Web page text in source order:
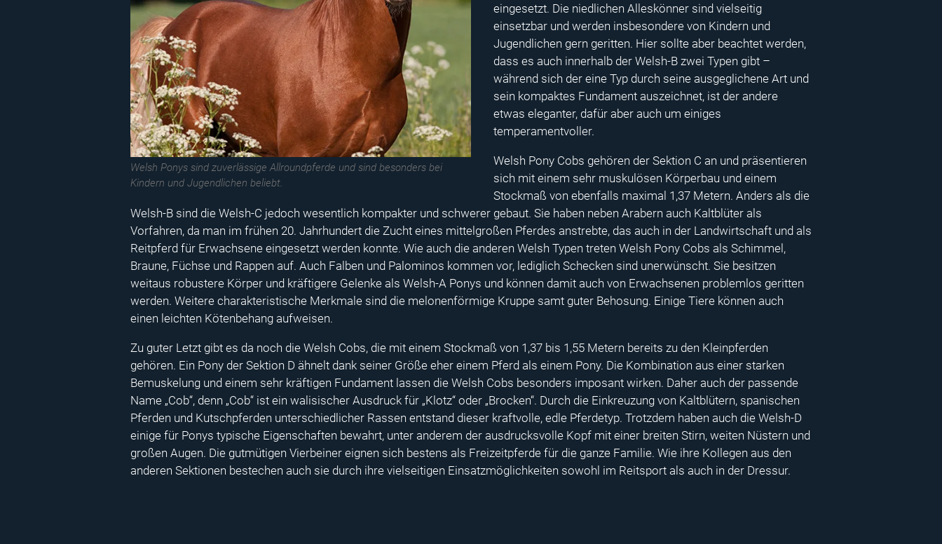
Welsh Ponys sind zuverlässige Allroundpferde und sind besonders bei
Kindern und Jugendlichen beliebt.
eingesetzt. Die niedlichen Alleskönner sind vielseitig
einsetzbar und werden insbesondere von Kindern und
Jugendlichen gern geritten. Hier sollte aber beachtet werden,
dass es auch innerhalb der Welsh-B zwei Typen gibt –
während sich der eine Typ durch seine ausgeglichene Art und
sein kompaktes Fundament auszeichnet, ist der andere
etwas eleganter, dafür aber auch um einiges
temperamentvoller.
Welsh Pony Cobs gehören der Sektion C an und präsentieren
sich mit einem sehr muskulösen Körperbau und einem
Stockmaß von ebenfalls maximal 1,37 Metern. Anders als die
Welsh-B sind die Welsh-C jedoch wesentlich kompakter und schwerer gebaut. Sie haben neben Arabern auch Kaltblüter als
Vorfahren, da man im frühen 20. Jahrhundert die Zucht eines mittelgroßen Pferdes anstrebte, das auch in der Landwirtschaft und als
Reitpferd für Erwachsene eingesetzt werden konnte. Wie auch die anderen Welsh Typen treten Welsh Pony Cobs als Schimmel,
Braune, Füchse und Rappen auf. Auch Falben und Palominos kommen vor, lediglich Schecken sind unerwünscht. Sie besitzen
weitaus robustere Körper und kräftigere Gelenke als Welsh-A Ponys und können damit auch von Erwachsenen problemlos geritten
werden. Weitere charakteristische Merkmale sind die melonenförmige Kruppe samt guter Behosung. Einige Tiere können auch
einen leichten Kötenbehang aufweisen.
Zu guter Letzt gibt es da noch die Welsh Cobs, die mit einem Stockmaß von 1,37 bis 1,55 Metern bereits zu den Kleinpferden
gehören. Ein Pony der Sektion D ähnelt dank seiner Größe eher einem Pferd als einem Pony. Die Kombination aus einer starken
Bemuskelung und einem sehr kräftigen Fundament lassen die Welsh Cobs besonders imposant wirken. Daher auch der passende
Name „Cob“, denn „Cob“ ist ein walisischer Ausdruck für „Klotz“ oder „Brocken“. Durch die Einkreuzung von Kaltblütern, spanischen
Pferden und Kutschpferden unterschiedlicher Rassen entstand dieser kraftvolle, edle Pferdetyp. Trotzdem haben auch die Welsh-D
einige für Ponys typische Eigenschaften bewahrt, unter anderem der ausdrucksvolle Kopf mit einer breiten Stirn, weiten Nüstern und
großen Augen. Die gutmütigen Vierbeiner eignen sich bestens als Freizeitpferde für die ganze Familie. Wie ihre Kollegen aus den
anderen Sektionen bestechen auch sie durch ihre vielseitigen Einsatzmöglichkeiten sowohl im Reitsport als auch in der Dressur.